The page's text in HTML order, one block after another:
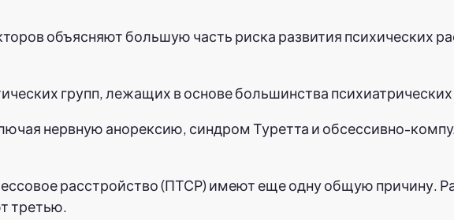
объясняют большую часть риска развития психических
групп, лежащих в основе большинства психиатрических
нервную анорексию, синдром Туретта и обсессивно-
расстройство (ПТСР) имеют еще одну общую причину.
третью.